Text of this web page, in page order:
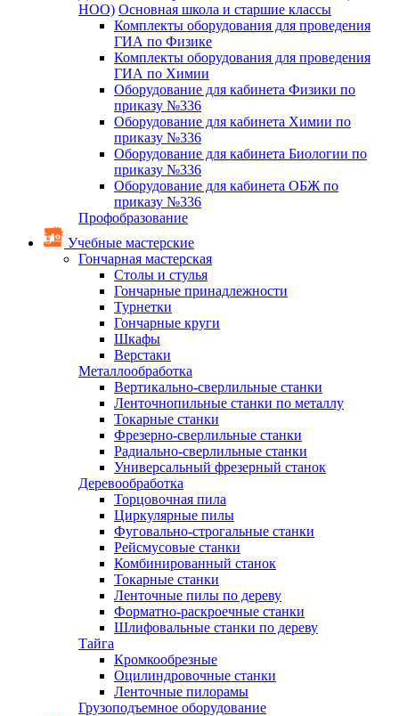
НОО) Основная школа и старшие классы
Комплекты оборудования для проведения
ГИА по Физике
Комплекты оборудования для проведения
ГИА по Химии
Оборудование для кабинета Физики по
приказу №336
Оборудование для кабинета Химии по
приказу №336
Оборудование для кабинета Биологии по
приказу №336
Оборудование для кабинета ОБЖ по
приказу №336
Профобразование
Учебные мастерские
Гончарная мастерская
Столы и стулья
Гончарные принадлежности
Турнетки
Гончарные круги
Шкафы
Верстаки
Металлообработка
Вертикально-сверлильные станки
Ленточнопильные станки по металлу
Токарные станки
Фрезерно-сверлильные станки
Радиально-сверлильные станки
Универсальный фрезерный станок
Деревообработка
Торцовочная пила
Циркулярные пилы
Фуговально-строгальные станки
Рейсмусовые станки
Комбинированный станок
Токарные станки
Ленточные пилы по дереву
Форматно-раскроечные станки
Шлифовальные станки по дереву
Тайга
Кромкообрезные
Оцилиндровочные станки
Ленточные пилорамы
Грузоподъемное оборудование